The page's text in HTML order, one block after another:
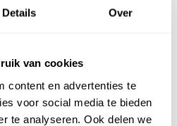
Details Over
van cookies
content en advertenties te
voor social media te bieden
te analyseren. Ook delen we
Binnen